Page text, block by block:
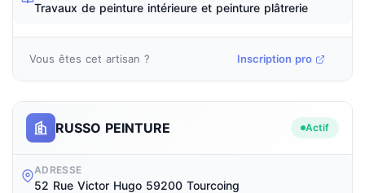
Travaux de peinture intérieure et peinture plâtrerie
Vous êtes cet artisan ? Inscription pro
RUSSO PEINTURE Actif
ADRESSE
52 Rue Victor Hugo 59200 Tourcoing